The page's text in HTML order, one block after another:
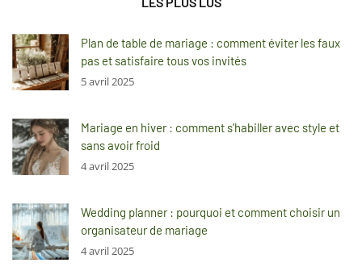
Plan de table de mariage : comment éviter les faux
pas et satisfaire tous vos invités
5 avril 2025
Mariage en hiver : comment s’habiller avec style et
sans avoir froid
4 avril 2025
Wedding planner : pourquoi et comment choisir un
organisateur de mariage
4 avril 2025